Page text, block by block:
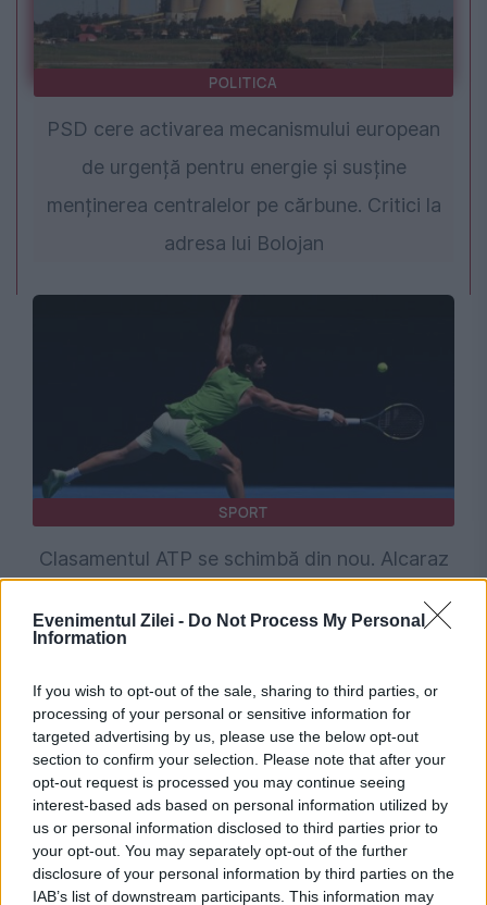
Evenimentul Zilei - Do Not Process My Personal
Information
If you wish to opt-out of the sale, sharing to third parties, or
processing of your personal or sensitive information for
targeted advertising by us, please use the below opt-out
section to confirm your selection. Please note that after your
opt-out request is processed you may continue seeing
interest-based ads based on personal information utilized by
us or personal information disclosed to third parties prior to
your opt-out. You may separately opt-out of the further
disclosure of your personal information by third parties on the
IAB’s list of downstream participants. This information may
POLITICA
PSD cere activarea mecanismului european
de urgență pentru energie și susține
menținerea centralelor pe cărbune. Critici la
adresa lui Bolojan
SPORT
Clasamentul ATP se schimbă din nou. Alcaraz
INTERNATIONAL